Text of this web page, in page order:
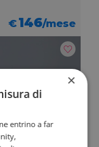
€146/mese
×
di
entrino a far